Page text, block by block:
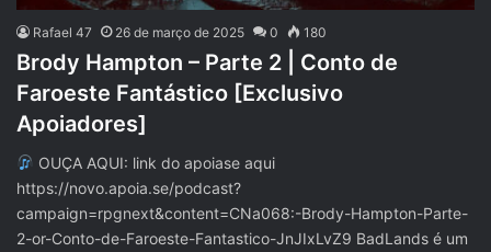
Rafael 47 26 de março de 2025 0 180
Brody Hampton – Parte 2 | Conto de
Faroeste Fantástico [Exclusivo
Apoiadores]
OUÇA AQUI: link do apoiase aqui
https://novo.apoia.se/podcast?
campaign=rpgnext&content=CNa068:-Brody-Hampton-Parte-
2-or-Conto-de-Faroeste-Fantastico-JnJIxLvZ9 BadLands é um